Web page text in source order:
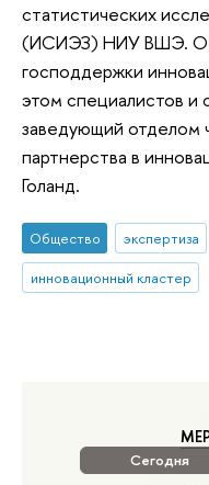
Сегодня
статистических
(ИСИЭЗ) НИУ ВШЭ. О
господдержки
этом специалистов и
заведующий отделом
партнерства в
Голанд.
Общество экспертиза
инновационный кластер